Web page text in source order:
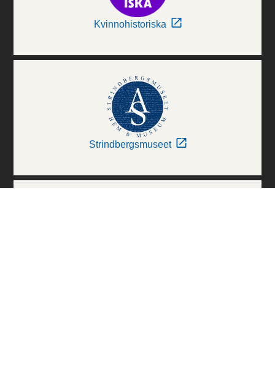
Kvinnohistoriska
Strindbergsmuseet